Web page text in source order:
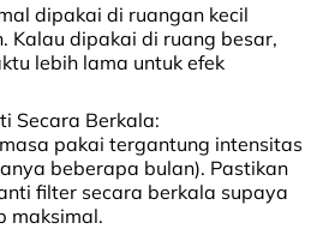
dipakai di ruangan kecil
Kalau dipakai di ruang besar,
lebih lama untuk efek
Secara Berkala:
pakai tergantung intensitas
beberapa bulan). Pastikan
filter secara berkala supaya
maksimal.